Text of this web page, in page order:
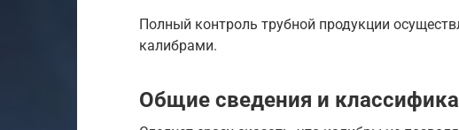
Полный контроль трубной продукции
калибрами.
Общие сведения и